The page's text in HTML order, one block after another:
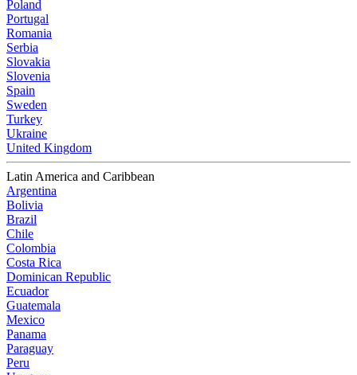
Poland
Portugal
Romania
Serbia
Slovakia
Slovenia
Spain
Sweden
Turkey
Ukraine
United Kingdom
Latin America and Caribbean
Argentina
Bolivia
Brazil
Chile
Colombia
Costa Rica
Dominican Republic
Ecuador
Guatemala
Mexico
Panama
Paraguay
Peru